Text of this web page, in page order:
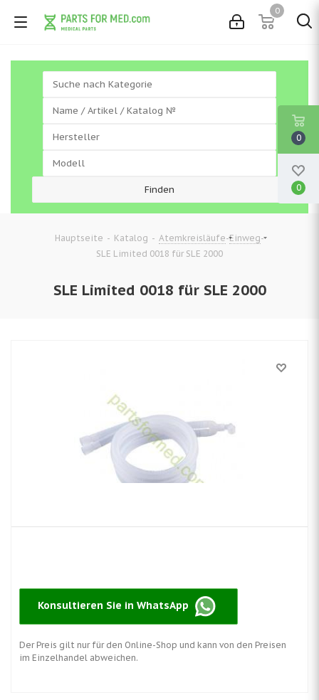
0
Hauptseite - Katalog - Atemkreisläufe-Einweg-
SLE Limited 0018 für SLE 2000
SLE Limited 0018 für SLE 2000
Konsultieren Sie in WhatsApp
Der Preis gilt nur für den Online-Shop und kann von den Preisen
im Einzelhandel abweichen.
0
0